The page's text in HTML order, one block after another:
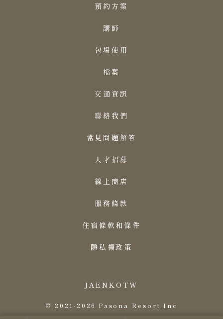
預約方案
講師
包場使用
檔案
交通資訊
聯絡我們
常見問題解答
人才招募
線上商店
服務條款
住宿條款和條件
隱私權政策
JAENKO TW
© 2021-2026 Pasona Resort.Inc